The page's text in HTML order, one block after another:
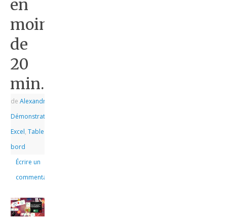
en
moins
de
20
min.
deAlexandre
Démonstrations
Excel,Tableau de
bord
Écrire un
commentaire